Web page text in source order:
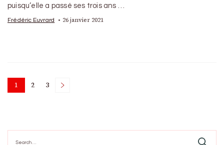
puisqu’elle a passé ses trois ans …
Frédéric Euvrard 26 janvier 2021
Posts
Page
1 Page
2 Page
3
for: